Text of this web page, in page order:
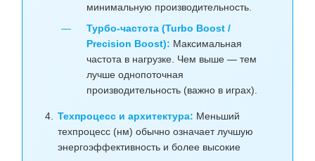
минимальную производительность.
Турбо-частота (Turbo Boost /
Precision Boost): Максимальная
частота в нагрузке. Чем выше — тем
лучше однопоточная
производительность (важно в играх).
Техпроцесс и архитектура: Меньший
техпроцесс (нм) обычно означает лучшую
энергоэффективность и более высокие